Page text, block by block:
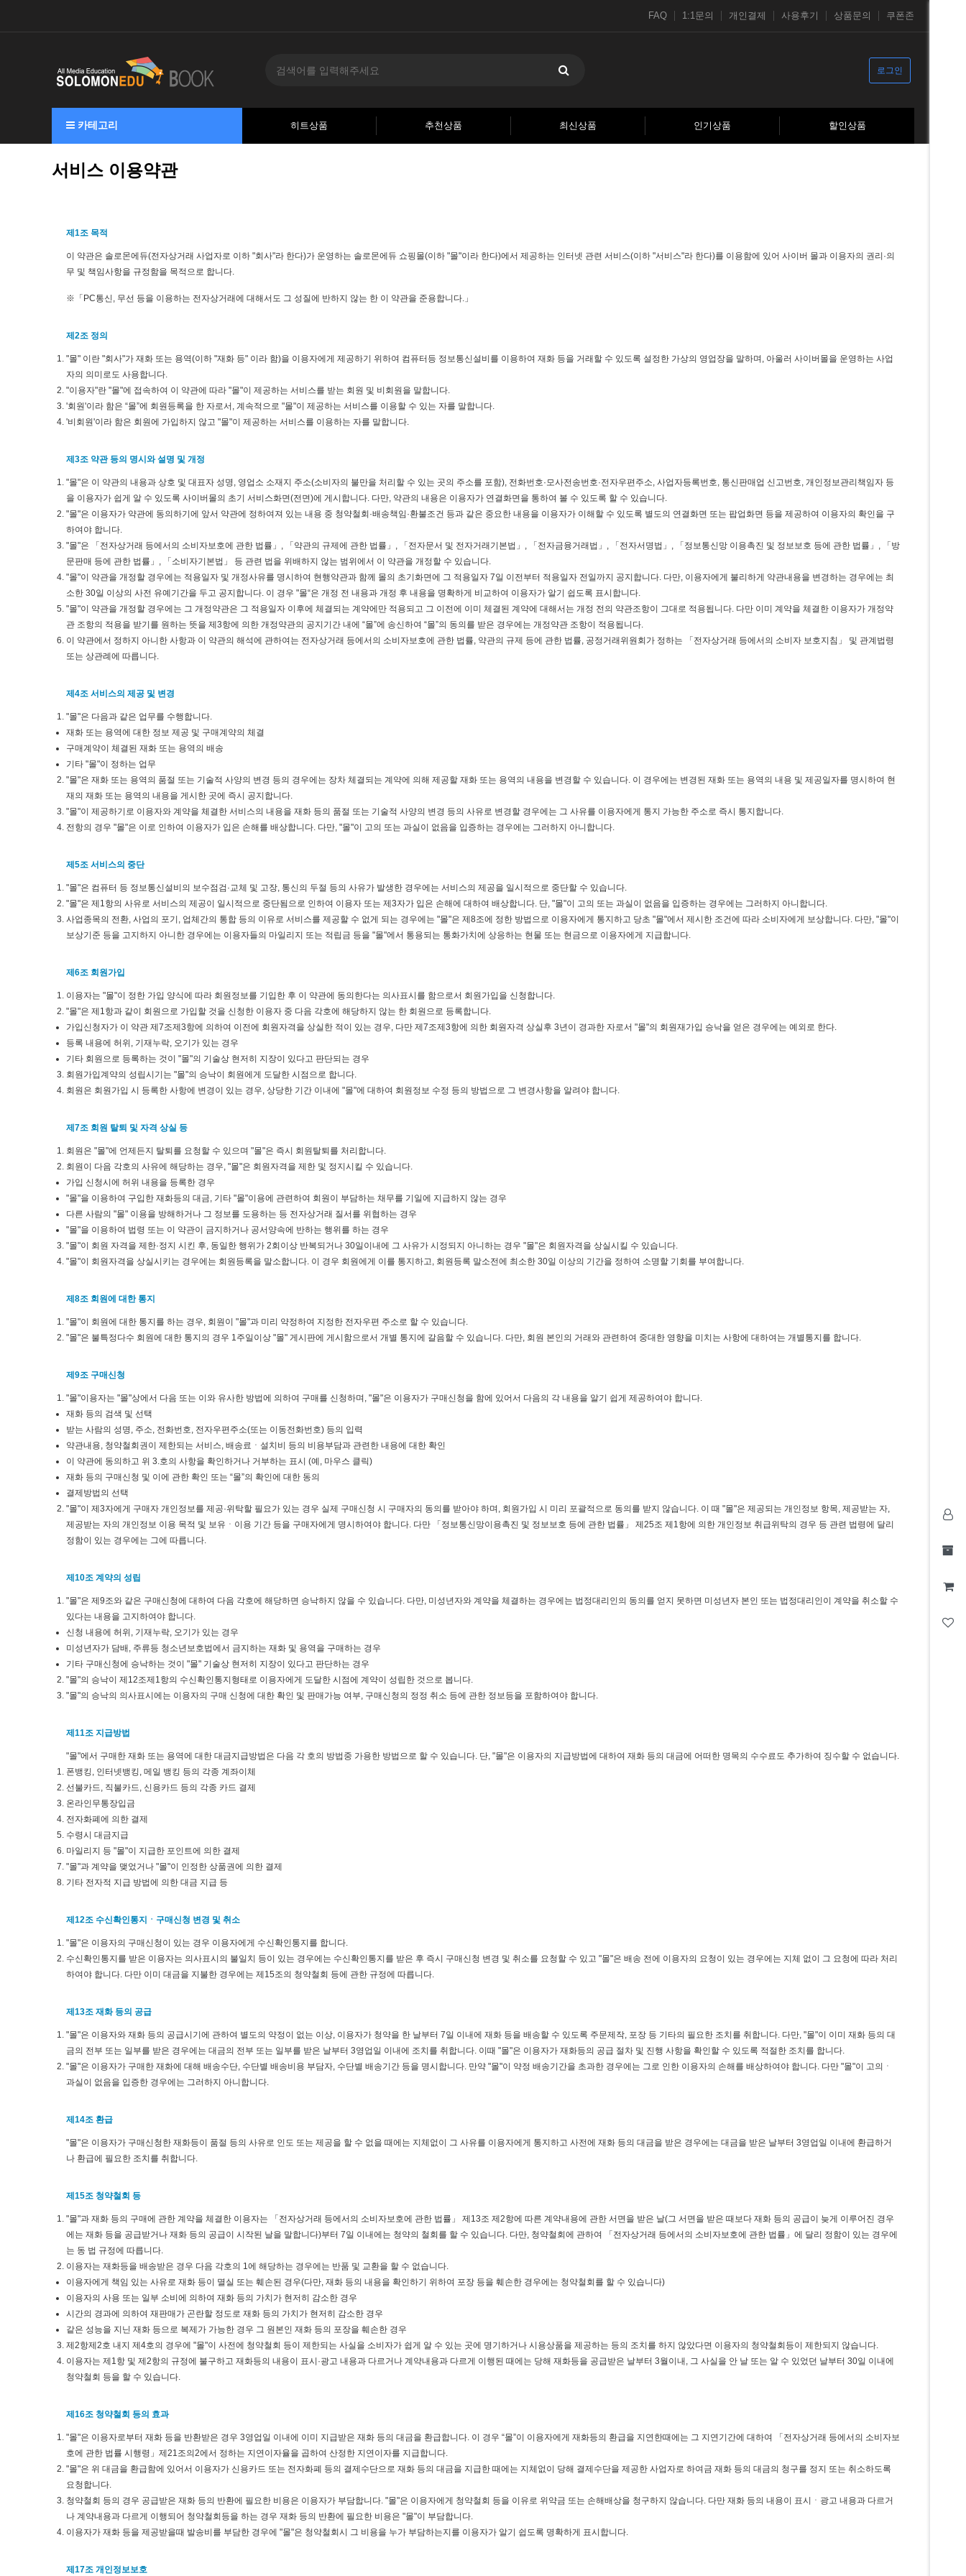
FAQ 1:1문의 개인결제 사용후기 상품문의 쿠폰존
로그인
카테고리 히트상품 추천상품 최신상품 인기상품 할인상품
서비스 이용약관
제1조 목적
이 약관은 솔로몬에듀(전자상거래 사업자로 이하 "회사"라 한다)가 운영하는 솔로몬에듀 쇼핑몰(이하 "몰"이라 한다)에서 제공하는 인터넷 관련 서비스(이하 "서비스"라 한다)를 이용함에 있어 사이버 몰과 이용자의 권리·의
무 및 책임사항을 규정함을 목적으로 합니다.
※「PC통신, 무선 등을 이용하는 전자상거래에 대해서도 그 성질에 반하지 않는 한 이 약관을 준용합니다.」
제2조 정의
"몰" 이란 "회사"가 재화 또는 용역(이하 "재화 등" 이라 함)을 이용자에게 제공하기 위하여 컴퓨터등 정보통신설비를 이용하여 재화 등을 거래할 수 있도록 설정한 가상의 영업장을 말하며, 아울러 사이버몰을 운영하는 사업
자의 의미로도 사용합니다.
"이용자"란 "몰"에 접속하여 이 약관에 따라 "몰"이 제공하는 서비스를 받는 회원 및 비회원을 말합니다.
'회원'이라 함은 “몰”에 회원등록을 한 자로서, 계속적으로 "몰"이 제공하는 서비스를 이용할 수 있는 자를 말합니다.
'비회원'이라 함은 회원에 가입하지 않고 "몰"이 제공하는 서비스를 이용하는 자를 말합니다.
제3조 약관 등의 명시와 설명 및 개정
"몰"은 이 약관의 내용과 상호 및 대표자 성명, 영업소 소재지 주소(소비자의 불만을 처리할 수 있는 곳의 주소를 포함), 전화번호·모사전송번호·전자우편주소, 사업자등록번호, 통신판매업 신고번호, 개인정보관리책임자 등
을 이용자가 쉽게 알 수 있도록 사이버몰의 초기 서비스화면(전면)에 게시합니다. 다만, 약관의 내용은 이용자가 연결화면을 통하여 볼 수 있도록 할 수 있습니다.
"몰"은 이용자가 약관에 동의하기에 앞서 약관에 정하여져 있는 내용 중 청약철회·배송책임·환불조건 등과 같은 중요한 내용을 이용자가 이해할 수 있도록 별도의 연결화면 또는 팝업화면 등을 제공하여 이용자의 확인을 구
하여야 합니다.
"몰"은 「전자상거래 등에서의 소비자보호에 관한 법률」, 「약관의 규제에 관한 법률」, 「전자문서 및 전자거래기본법」, 「전자금융거래법」, 「전자서명법」, 「정보통신망 이용촉진 및 정보보호 등에 관한 법률」, 「방
문판매 등에 관한 법률」, 「소비자기본법」 등 관련 법을 위배하지 않는 범위에서 이 약관을 개정할 수 있습니다.
"몰"이 약관을 개정할 경우에는 적용일자 및 개정사유를 명시하여 현행약관과 함께 몰의 초기화면에 그 적용일자 7일 이전부터 적용일자 전일까지 공지합니다. 다만, 이용자에게 불리하게 약관내용을 변경하는 경우에는 최
소한 30일 이상의 사전 유예기간을 두고 공지합니다. 이 경우 "몰“은 개정 전 내용과 개정 후 내용을 명확하게 비교하여 이용자가 알기 쉽도록 표시합니다.
"몰"이 약관을 개정할 경우에는 그 개정약관은 그 적용일자 이후에 체결되는 계약에만 적용되고 그 이전에 이미 체결된 계약에 대해서는 개정 전의 약관조항이 그대로 적용됩니다. 다만 이미 계약을 체결한 이용자가 개정약
관 조항의 적용을 받기를 원하는 뜻을 제3항에 의한 개정약관의 공지기간 내에 “몰”에 송신하여 “몰”의 동의를 받은 경우에는 개정약관 조항이 적용됩니다.
이 약관에서 정하지 아니한 사항과 이 약관의 해석에 관하여는 전자상거래 등에서의 소비자보호에 관한 법률, 약관의 규제 등에 관한 법률, 공정거래위원회가 정하는 「전자상거래 등에서의 소비자 보호지침」 및 관계법령
또는 상관례에 따릅니다.
제4조 서비스의 제공 및 변경
"몰"은 다음과 같은 업무를 수행합니다.
재화 또는 용역에 대한 정보 제공 및 구매계약의 체결
구매계약이 체결된 재화 또는 용역의 배송
기타 "몰"이 정하는 업무
"몰"은 재화 또는 용역의 품절 또는 기술적 사양의 변경 등의 경우에는 장차 체결되는 계약에 의해 제공할 재화 또는 용역의 내용을 변경할 수 있습니다. 이 경우에는 변경된 재화 또는 용역의 내용 및 제공일자를 명시하여 현
재의 재화 또는 용역의 내용을 게시한 곳에 즉시 공지합니다.
"몰"이 제공하기로 이용자와 계약을 체결한 서비스의 내용을 재화 등의 품절 또는 기술적 사양의 변경 등의 사유로 변경할 경우에는 그 사유를 이용자에게 통지 가능한 주소로 즉시 통지합니다.
전항의 경우 "몰"은 이로 인하여 이용자가 입은 손해를 배상합니다. 다만, "몰"이 고의 또는 과실이 없음을 입증하는 경우에는 그러하지 아니합니다.
제5조 서비스의 중단
"몰"은 컴퓨터 등 정보통신설비의 보수점검·교체 및 고장, 통신의 두절 등의 사유가 발생한 경우에는 서비스의 제공을 일시적으로 중단할 수 있습니다.
"몰"은 제1항의 사유로 서비스의 제공이 일시적으로 중단됨으로 인하여 이용자 또는 제3자가 입은 손해에 대하여 배상합니다. 단, "몰"이 고의 또는 과실이 없음을 입증하는 경우에는 그러하지 아니합니다.
사업종목의 전환, 사업의 포기, 업체간의 통합 등의 이유로 서비스를 제공할 수 없게 되는 경우에는 "몰"은 제8조에 정한 방법으로 이용자에게 통지하고 당초 "몰"에서 제시한 조건에 따라 소비자에게 보상합니다. 다만, "몰"이
보상기준 등을 고지하지 아니한 경우에는 이용자들의 마일리지 또는 적립금 등을 "몰"에서 통용되는 통화가치에 상응하는 현물 또는 현금으로 이용자에게 지급합니다.
제6조 회원가입
이용자는 "몰"이 정한 가입 양식에 따라 회원정보를 기입한 후 이 약관에 동의한다는 의사표시를 함으로서 회원가입을 신청합니다.
"몰"은 제1항과 같이 회원으로 가입할 것을 신청한 이용자 중 다음 각호에 해당하지 않는 한 회원으로 등록합니다.
가입신청자가 이 약관 제7조제3항에 의하여 이전에 회원자격을 상실한 적이 있는 경우, 다만 제7조제3항에 의한 회원자격 상실후 3년이 경과한 자로서 "몰"의 회원재가입 승낙을 얻은 경우에는 예외로 한다.
등록 내용에 허위, 기재누락, 오기가 있는 경우
기타 회원으로 등록하는 것이 "몰"의 기술상 현저히 지장이 있다고 판단되는 경우
회원가입계약의 성립시기는 "몰"의 승낙이 회원에게 도달한 시점으로 합니다.
회원은 회원가입 시 등록한 사항에 변경이 있는 경우, 상당한 기간 이내에 "몰"에 대하여 회원정보 수정 등의 방법으로 그 변경사항을 알려야 합니다.
제7조 회원 탈퇴 및 자격 상실 등
회원은 "몰"에 언제든지 탈퇴를 요청할 수 있으며 "몰"은 즉시 회원탈퇴를 처리합니다.
회원이 다음 각호의 사유에 해당하는 경우, "몰"은 회원자격을 제한 및 정지시킬 수 있습니다.
가입 신청시에 허위 내용을 등록한 경우
"몰"을 이용하여 구입한 재화등의 대금, 기타 "몰"이용에 관련하여 회원이 부담하는 채무를 기일에 지급하지 않는 경우
다른 사람의 "몰" 이용을 방해하거나 그 정보를 도용하는 등 전자상거래 질서를 위협하는 경우
"몰"을 이용하여 법령 또는 이 약관이 금지하거나 공서양속에 반하는 행위를 하는 경우
"몰"이 회원 자격을 제한·정지 시킨 후, 동일한 행위가 2회이상 반복되거나 30일이내에 그 사유가 시정되지 아니하는 경우 "몰"은 회원자격을 상실시킬 수 있습니다.
"몰"이 회원자격을 상실시키는 경우에는 회원등록을 말소합니다. 이 경우 회원에게 이를 통지하고, 회원등록 말소전에 최소한 30일 이상의 기간을 정하여 소명할 기회를 부여합니다.
제8조 회원에 대한 통지
"몰"이 회원에 대한 통지를 하는 경우, 회원이 "몰"과 미리 약정하여 지정한 전자우편 주소로 할 수 있습니다.
"몰"은 불특정다수 회원에 대한 통지의 경우 1주일이상 "몰" 게시판에 게시함으로서 개별 통지에 갈음할 수 있습니다. 다만, 회원 본인의 거래와 관련하여 중대한 영향을 미치는 사항에 대하여는 개별통지를 합니다.
제9조 구매신청
"몰"이용자는 "몰"상에서 다음 또는 이와 유사한 방법에 의하여 구매를 신청하며, "몰"은 이용자가 구매신청을 함에 있어서 다음의 각 내용을 알기 쉽게 제공하여야 합니다.
재화 등의 검색 및 선택
받는 사람의 성명, 주소, 전화번호, 전자우편주소(또는 이동전화번호) 등의 입력
약관내용, 청약철회권이 제한되는 서비스, 배송료ㆍ설치비 등의 비용부담과 관련한 내용에 대한 확인
이 약관에 동의하고 위 3.호의 사항을 확인하거나 거부하는 표시 (예, 마우스 클릭)
재화 등의 구매신청 및 이에 관한 확인 또는 “몰”의 확인에 대한 동의
결제방법의 선택
"몰"이 제3자에게 구매자 개인정보를 제공·위탁할 필요가 있는 경우 실제 구매신청 시 구매자의 동의를 받아야 하며, 회원가입 시 미리 포괄적으로 동의를 받지 않습니다. 이 때 "몰"은 제공되는 개인정보 항목, 제공받는 자,
제공받는 자의 개인정보 이용 목적 및 보유ㆍ이용 기간 등을 구매자에게 명시하여야 합니다. 다만 「정보통신망이용촉진 및 정보보호 등에 관한 법률」 제25조 제1항에 의한 개인정보 취급위탁의 경우 등 관련 법령에 달리
정함이 있는 경우에는 그에 따릅니다.
제10조 계약의 성립
"몰"은 제9조와 같은 구매신청에 대하여 다음 각호에 해당하면 승낙하지 않을 수 있습니다. 다만, 미성년자와 계약을 체결하는 경우에는 법정대리인의 동의를 얻지 못하면 미성년자 본인 또는 법정대리인이 계약을 취소할 수
있다는 내용을 고지하여야 합니다.
신청 내용에 허위, 기재누락, 오기가 있는 경우
미성년자가 담배, 주류등 청소년보호법에서 금지하는 재화 및 용역을 구매하는 경우
기타 구매신청에 승낙하는 것이 "몰" 기술상 현저히 지장이 있다고 판단하는 경우
"몰"의 승낙이 제12조제1항의 수신확인통지형태로 이용자에게 도달한 시점에 계약이 성립한 것으로 봅니다.
"몰"의 승낙의 의사표시에는 이용자의 구매 신청에 대한 확인 및 판매가능 여부, 구매신청의 정정 취소 등에 관한 정보등을 포함하여야 합니다.
제11조 지급방법
"몰"에서 구매한 재화 또는 용역에 대한 대금지급방법은 다음 각 호의 방법중 가용한 방법으로 할 수 있습니다. 단, "몰"은 이용자의 지급방법에 대하여 재화 등의 대금에 어떠한 명목의 수수료도 추가하여 징수할 수 없습니다.
폰뱅킹, 인터넷뱅킹, 메일 뱅킹 등의 각종 계좌이체
선불카드, 직불카드, 신용카드 등의 각종 카드 결제
온라인무통장입금
전자화폐에 의한 결제
수령시 대금지급
마일리지 등 "몰"이 지급한 포인트에 의한 결제
"몰"과 계약을 맺었거나 "몰"이 인정한 상품권에 의한 결제
기타 전자적 지급 방법에 의한 대금 지급 등
제12조 수신확인통지ㆍ구매신청 변경 및 취소
"몰"은 이용자의 구매신청이 있는 경우 이용자에게 수신확인통지를 합니다.
수신확인통지를 받은 이용자는 의사표시의 불일치 등이 있는 경우에는 수신확인통지를 받은 후 즉시 구매신청 변경 및 취소를 요청할 수 있고 "몰"은 배송 전에 이용자의 요청이 있는 경우에는 지체 없이 그 요청에 따라 처리
하여야 합니다. 다만 이미 대금을 지불한 경우에는 제15조의 청약철회 등에 관한 규정에 따릅니다.
제13조 재화 등의 공급
"몰"은 이용자와 재화 등의 공급시기에 관하여 별도의 약정이 없는 이상, 이용자가 청약을 한 날부터 7일 이내에 재화 등을 배송할 수 있도록 주문제작, 포장 등 기타의 필요한 조치를 취합니다. 다만, "몰"이 이미 재화 등의 대
금의 전부 또는 일부를 받은 경우에는 대금의 전부 또는 일부를 받은 날부터 3영업일 이내에 조치를 취합니다. 이때 "몰"은 이용자가 재화등의 공급 절차 및 진행 사항을 확인할 수 있도록 적절한 조치를 합니다.
"몰"은 이용자가 구매한 재화에 대해 배송수단, 수단별 배송비용 부담자, 수단별 배송기간 등을 명시합니다. 만약 "몰"이 약정 배송기간을 초과한 경우에는 그로 인한 이용자의 손해를 배상하여야 합니다. 다만 "몰"이 고의ㆍ
과실이 없음을 입증한 경우에는 그러하지 아니합니다.
제14조 환급
"몰"은 이용자가 구매신청한 재화등이 품절 등의 사유로 인도 또는 제공을 할 수 없을 때에는 지체없이 그 사유를 이용자에게 통지하고 사전에 재화 등의 대금을 받은 경우에는 대금을 받은 날부터 3영업일 이내에 환급하거
나 환급에 필요한 조치를 취합니다.
제15조 청약철회 등
"몰"과 재화 등의 구매에 관한 계약을 체결한 이용자는 「전자상거래 등에서의 소비자보호에 관한 법률」 제13조 제2항에 따른 계약내용에 관한 서면을 받은 날(그 서면을 받은 때보다 재화 등의 공급이 늦게 이루어진 경우
에는 재화 등을 공급받거나 재화 등의 공급이 시작된 날을 말합니다)부터 7일 이내에는 청약의 철회를 할 수 있습니다. 다만, 청약철회에 관하여 「전자상거래 등에서의 소비자보호에 관한 법률」에 달리 정함이 있는 경우에
는 동 법 규정에 따릅니다.
이용자는 재화등을 배송받은 경우 다음 각호의 1에 해당하는 경우에는 반품 및 교환을 할 수 없습니다.
이용자에게 책임 있는 사유로 재화 등이 멸실 또는 훼손된 경우(다만, 재화 등의 내용을 확인하기 위하여 포장 등을 훼손한 경우에는 청약철회를 할 수 있습니다)
이용자의 사용 또는 일부 소비에 의하여 재화 등의 가치가 현저히 감소한 경우
시간의 경과에 의하여 재판매가 곤란할 정도로 재화 등의 가치가 현저히 감소한 경우
같은 성능을 지닌 재화 등으로 복제가 가능한 경우 그 원본인 재화 등의 포장을 훼손한 경우
제2항제2호 내지 제4호의 경우에 "몰"이 사전에 청약철회 등이 제한되는 사실을 소비자가 쉽게 알 수 있는 곳에 명기하거나 시용상품을 제공하는 등의 조치를 하지 않았다면 이용자의 청약철회등이 제한되지 않습니다.
이용자는 제1항 및 제2항의 규정에 불구하고 재화등의 내용이 표시·광고 내용과 다르거나 계약내용과 다르게 이행된 때에는 당해 재화등을 공급받은 날부터 3월이내, 그 사실을 안 날 또는 알 수 있었던 날부터 30일 이내에
청약철회 등을 할 수 있습니다.
제16조 청약철회 등의 효과
"몰"은 이용자로부터 재화 등을 반환받은 경우 3영업일 이내에 이미 지급받은 재화 등의 대금을 환급합니다. 이 경우 “몰”이 이용자에게 재화등의 환급을 지연한때에는 그 지연기간에 대하여 「전자상거래 등에서의 소비자보
호에 관한 법률 시행령」제21조의2에서 정하는 지연이자율을 곱하여 산정한 지연이자를 지급합니다.
"몰"은 위 대금을 환급함에 있어서 이용자가 신용카드 또는 전자화폐 등의 결제수단으로 재화 등의 대금을 지급한 때에는 지체없이 당해 결제수단을 제공한 사업자로 하여금 재화 등의 대금의 청구를 정지 또는 취소하도록
요청합니다.
청약철회 등의 경우 공급받은 재화 등의 반환에 필요한 비용은 이용자가 부담합니다. "몰"은 이용자에게 청약철회 등을 이유로 위약금 또는 손해배상을 청구하지 않습니다. 다만 재화 등의 내용이 표시ㆍ광고 내용과 다르거
나 계약내용과 다르게 이행되어 청약철회등을 하는 경우 재화 등의 반환에 필요한 비용은 "몰"이 부담합니다.
이용자가 재화 등을 제공받을때 발송비를 부담한 경우에 "몰"은 청약철회시 그 비용을 누가 부담하는지를 이용자가 알기 쉽도록 명확하게 표시합니다.
제17조 개인정보보호